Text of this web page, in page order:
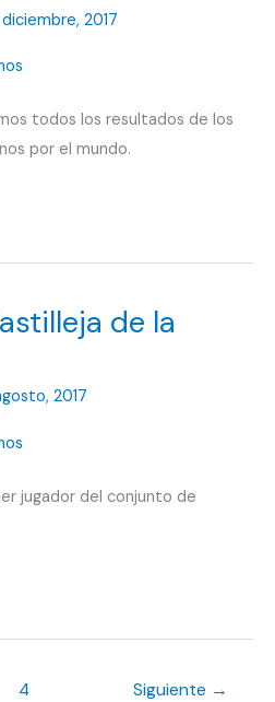
2017
todos los resultados de los
por el mundo.
de la
2017
jugador del conjunto de
4 Siguiente →